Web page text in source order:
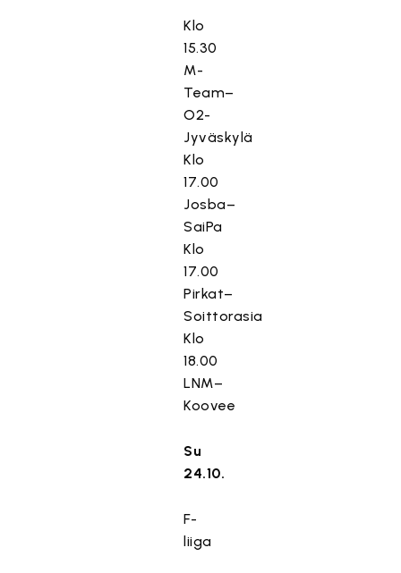
Klo
15.30
M-
Team–
O2-
Jyväskylä
Klo
17.00
Josba–
SaiPa
Klo
17.00
Pirkat–
Soittorasia
Klo
18.00
LNM–
Koovee
Su
24.10.
F-
liiga